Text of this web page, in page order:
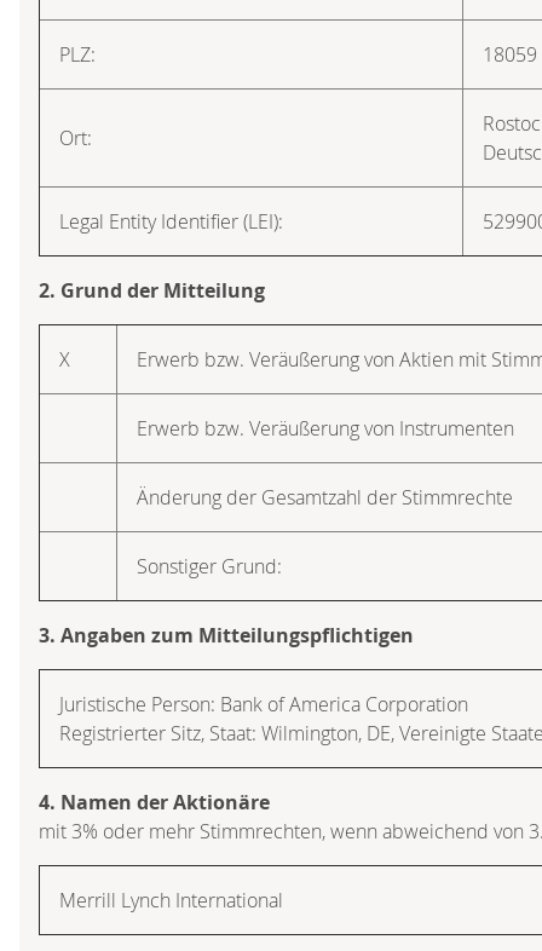
PLZ: 18059
Ort:
Legal Entity Identifier (LEI):
2. Grund der Mitteilung
X Erwerb bzw. Veräußerung von Aktien mit
Erwerb bzw. Veräußerung von Instrumenten
Änderung der Gesamtzahl der Stimmrechte
Sonstiger Grund:
3. Angaben zum Mitteilungspflichtigen
Juristische Person: Bank of America Corporation
Registrierter Sitz, Staat: Wilmington, DE, Vereinigte
4. Namen der Aktionäre
mit 3% oder mehr Stimmrechten, wenn abweichend von
Merrill Lynch International